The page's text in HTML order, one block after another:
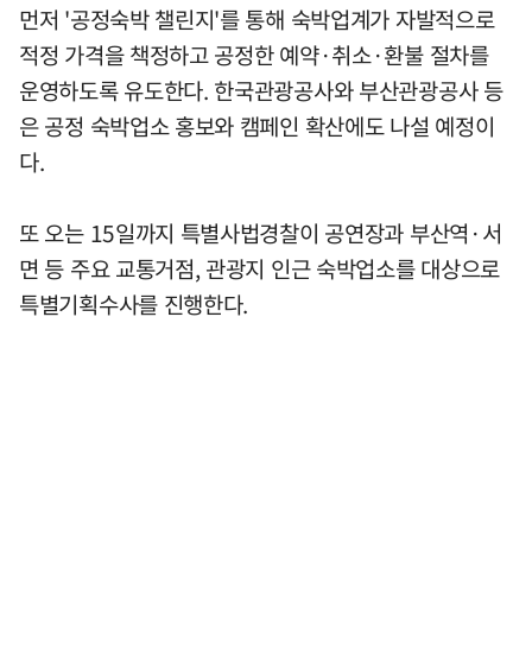
먼저 '공정숙박 챌린지'를 통해 숙박업계가 자발적으로
적정 가격을 책정하고 공정한 예약·취소·환불 절차를
운영하도록 유도한다. 한국관광공사와 부산관광공사 등
은 공정 숙박업소 홍보와 캠페인 확산에도 나설 예정이
다.
또 오는 15일까지 특별사법경찰이 공연장과 부산역·서
면 등 주요 교통거점, 관광지 인근 숙박업소를 대상으로
특별기획수사를 진행한다.